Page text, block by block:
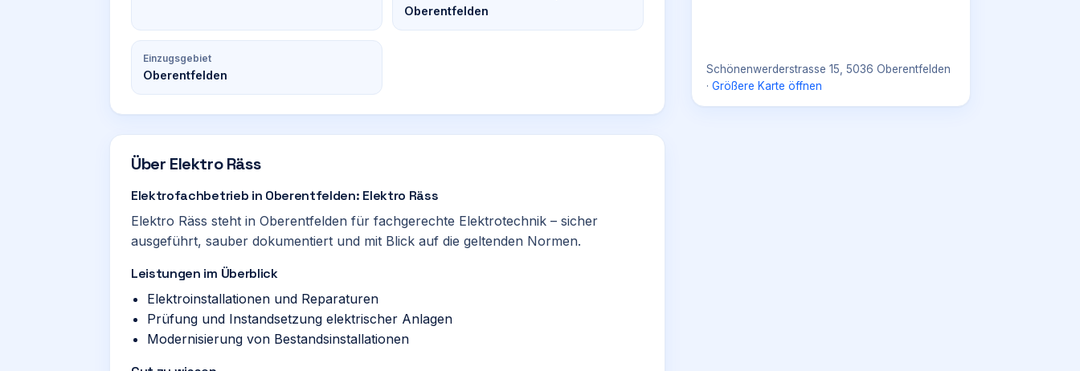
Oberentfelden
Einzugsgebiet
Oberentfelden
Über Elektro Räss
Elektrofachbetrieb in Oberentfelden: Elektro Räss
Elektro Räss steht in Oberentfelden für fachgerechte Elektrotechnik – sicher
ausgeführt, sauber dokumentiert und mit Blick auf die geltenden Normen.
Leistungen im Überblick
Elektroinstallationen und Reparaturen
Prüfung und Instandsetzung elektrischer Anlagen
Modernisierung von Bestandsinstallationen
Schönenwerderstrasse 15, 5036 Oberentfelden
· Größere Karte öffnen